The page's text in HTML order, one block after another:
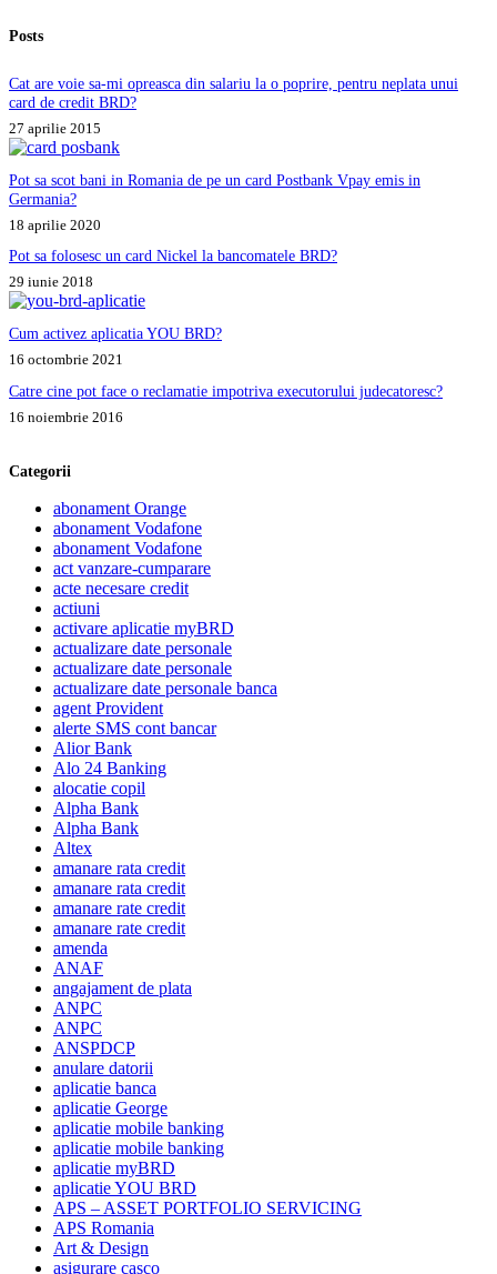
Posts
Cat are voie sa-mi opreasca din salariu la o poprire, pentru neplata unui
card de credit BRD?
27 aprilie 2015
Pot sa scot bani in Romania de pe un card Postbank Vpay emis in
Germania?
18 aprilie 2020
Pot sa folosesc un card Nickel la bancomatele BRD?
29 iunie 2018
Cum activez aplicatia YOU BRD?
16 octombrie 2021
Catre cine pot face o reclamatie impotriva executorului judecatoresc?
16 noiembrie 2016
Categorii
abonament Orange
abonament Vodafone
abonament Vodafone
act vanzare-cumparare
acte necesare credit
actiuni
activare aplicatie myBRD
actualizare date personale
actualizare date personale
actualizare date personale banca
agent Provident
alerte SMS cont bancar
Alior Bank
Alo 24 Banking
alocatie copil
Alpha Bank
Alpha Bank
Altex
amanare rata credit
amanare rata credit
amanare rate credit
amanare rate credit
amenda
ANAF
angajament de plata
ANPC
ANPC
ANSPDCP
anulare datorii
aplicatie banca
aplicatie George
aplicatie mobile banking
aplicatie mobile banking
aplicatie myBRD
aplicatie YOU BRD
APS – ASSET PORTFOLIO SERVICING
APS Romania
Art & Design
asigurare casco